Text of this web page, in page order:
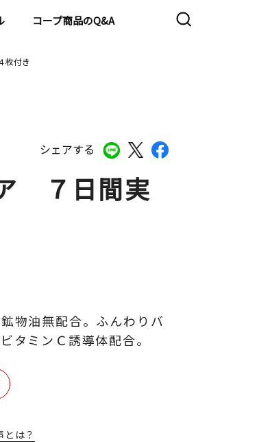
コープ商品のQ&A
枚付き
シェアする
７日間実
物油無配合。ふんわりバ
タミンＣ誘導体配合。
とは？